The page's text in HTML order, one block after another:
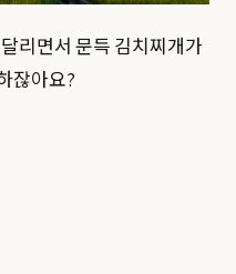
리면서 문득 김치찌개가
잖아요?